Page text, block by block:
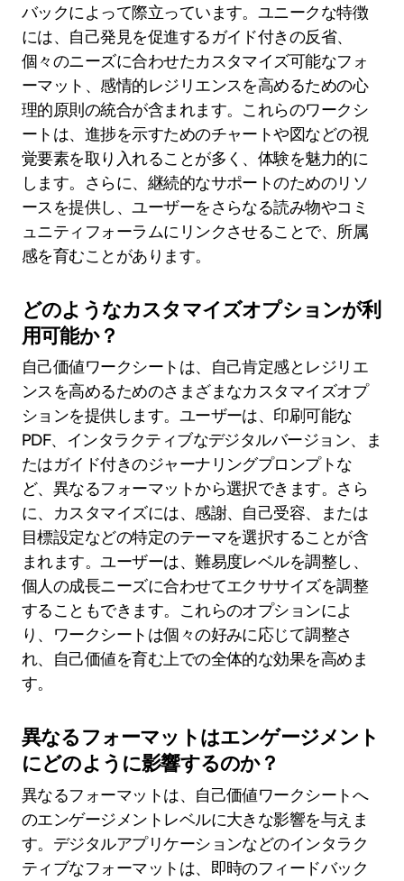
バックによって際立っています。ユニークな特徴
には、自己発見を促進するガイド付きの反省、
個々のニーズに合わせたカスタマイズ可能なフォ
ーマット、感情的レジリエンスを高めるための心
理的原則の統合が含まれます。これらのワークシ
ートは、進捗を示すためのチャートや図などの視
覚要素を取り入れることが多く、体験を魅力的に
します。さらに、継続的なサポートのためのリソ
ースを提供し、ユーザーをさらなる読み物やコミ
ュニティフォーラムにリンクさせることで、所属
感を育むことがあります。
どのようなカスタマイズオプションが利
用可能か？
自己価値ワークシートは、自己肯定感とレジリエ
ンスを高めるためのさまざまなカスタマイズオプ
ションを提供します。ユーザーは、印刷可能な
PDF、インタラクティブなデジタルバージョン、ま
たはガイド付きのジャーナリングプロンプトな
ど、異なるフォーマットから選択できます。さら
に、カスタマイズには、感謝、自己受容、または
目標設定などの特定のテーマを選択することが含
まれます。ユーザーは、難易度レベルを調整し、
個人の成長ニーズに合わせてエクササイズを調整
することもできます。これらのオプションによ
り、ワークシートは個々の好みに応じて調整さ
れ、自己価値を育む上での全体的な効果を高めま
す。
異なるフォーマットはエンゲージメント
にどのように影響するのか？
異なるフォーマットは、自己価値ワークシートへ
のエンゲージメントレベルに大きな影響を与えま
す。デジタルアプリケーションなどのインタラク
ティブなフォーマットは、即時のフィードバック